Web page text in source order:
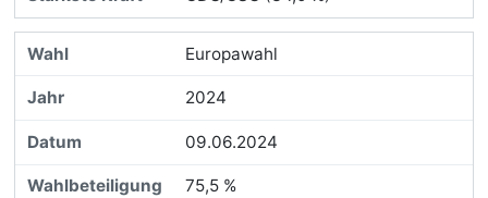
Europawahl
2024
09.06.2024
75,5 %